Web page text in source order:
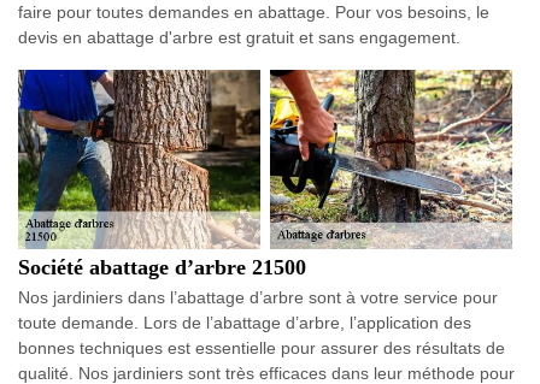
faire pour toutes demandes en abattage. Pour vos besoins, le
devis en abattage d'arbre est gratuit et sans engagement.
Société abattage d’arbre 21500
Nos jardiniers dans l’abattage d’arbre sont à votre service pour
toute demande. Lors de l’abattage d’arbre, l’application des
bonnes techniques est essentielle pour assurer des résultats de
qualité. Nos jardiniers sont très efficaces dans leur méthode pour